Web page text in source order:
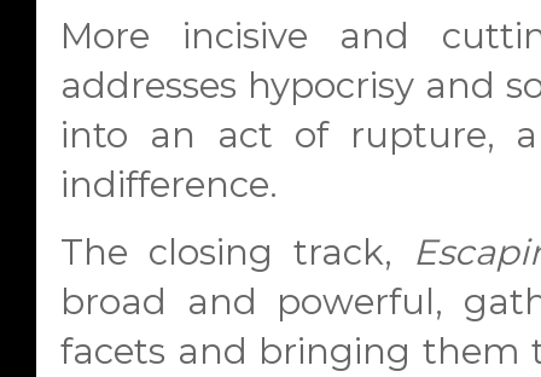
More incisive and
addresses hypocrisy and
into an act of rupture, a
indifference.
The closing track,
broad and powerful,
facets and bringing them